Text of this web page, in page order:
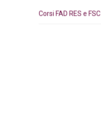
Corsi FAD RES e FSC